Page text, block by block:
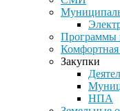
Программы
Комфортная
Закупки
НПА